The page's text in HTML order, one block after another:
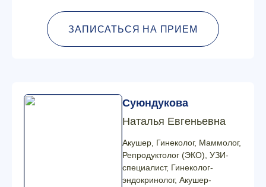
ЗАПИСАТЬСЯ НА ПРИЕМ
Суюндукова
Наталья Евгеньевна
Акушер, Гинеколог, Маммолог,
Репродуктолог (ЭКО), УЗИ-
специалист, Гинеколог-
эндокринолог, Акушер-